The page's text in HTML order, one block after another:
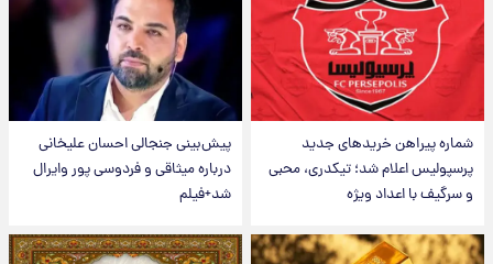
شماره پیراهن خریدهای جدید
پرسپولیس اعلام شد؛ تیکدری، محبی
و سرگیف با اعداد ویژه
پیش‌بینی جنجالی احسان علیخانی
درباره میثاقی و فردوسی پور وایرال
شد+فیلم